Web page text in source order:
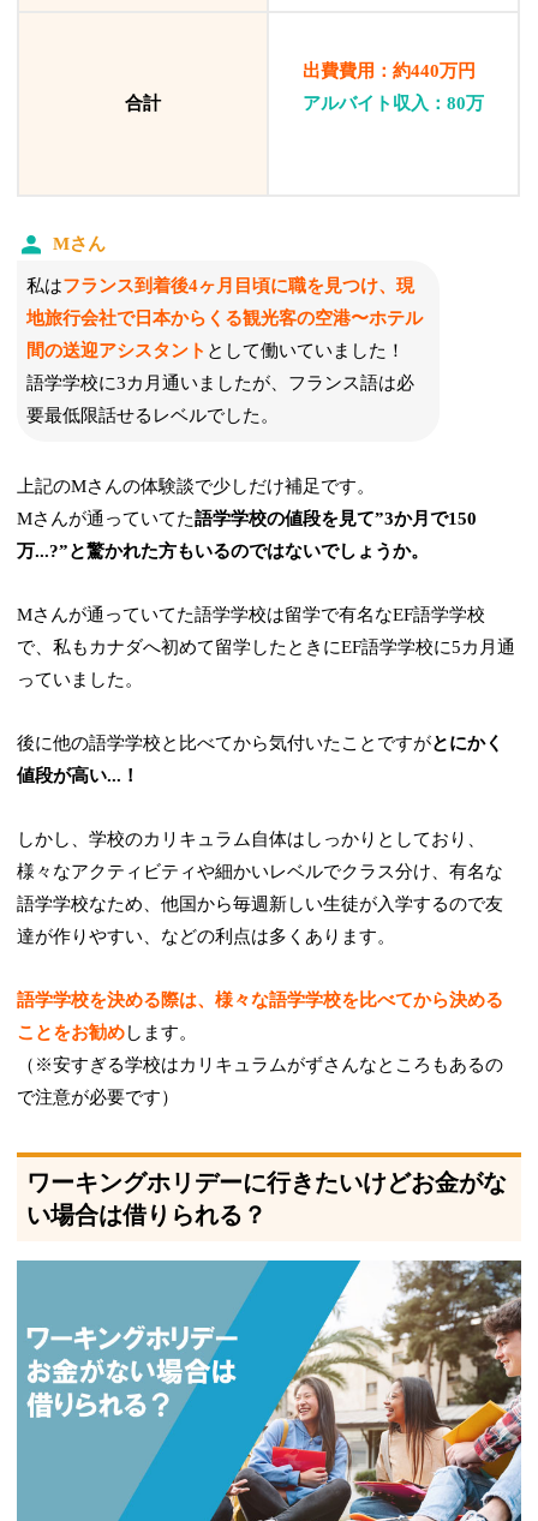
合計
出費費用：約440万円
アルバイト収入：80万
Mさん
私はフランス到着後4ヶ月目頃に職を見つけ、現
地旅行会社で日本からくる観光客の空港〜ホテル
間の送迎アシスタント として働いていました！
語学学校に3カ月通いましたが、フランス語は必
要最低限話せるレベルでした。
上記のMさんの体験談で少しだけ補足です。
Mさんが通っていてた語学学校の値段を見て”3か月で150
万...?”と驚かれた方もいるのではないでしょうか。
Mさんが通っていてた語学学校は留学で有名なEF語学学校
で、私もカナダへ初めて留学したときにEF語学学校に5カ月通
っていました。
後に他の語学学校と比べてから気付いたことですがとにかく
値段が高い...！
しかし、学校のカリキュラム自体はしっかりとしており、
様々なアクティビティや細かいレベルでクラス分け、有名な
語学学校なため、他国から毎週新しい生徒が入学するので友
達が作りやすい、などの利点は多くあります。
語学学校を決める際は、様々な語学学校を比べてから決める
ことをお勧めします。
（※安すぎる学校はカリキュラムがずさんなところもあるの
で注意が必要です）
ワーキングホリデーに行きたいけどお金がな
い場合は借りられる？